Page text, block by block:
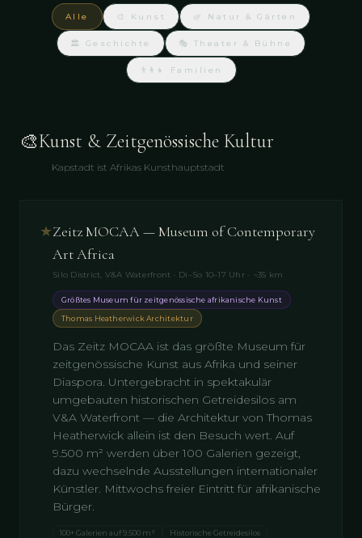
Alle 🎨 Kunst 🌿 Natur & Gärten
🏛 Geschichte 🎭 Theater & Bühne
👨‍👩‍👧 Familien
🎨Kunst & Zeitgenössische Kultur
Kapstadt ist Afrikas Kunsthauptstadt
★Zeitz MOCAA — Museum of Contemporary
Art Africa
Silo District, V&A Waterfront · Di–So 10–17 Uhr · ~35 km
Größtes Museum für zeitgenössische afrikanische Kunst
Thomas Heatherwick Architektur
Das Zeitz MOCAA ist das größte Museum für
zeitgenössische Kunst aus Afrika und seiner
Diaspora. Untergebracht in spektakulär
umgebauten historischen Getreidesilos am
V&A Waterfront — die Architektur von Thomas
Heatherwick allein ist den Besuch wert. Auf
9.500 m² werden über 100 Galerien gezeigt,
dazu wechselnde Ausstellungen internationaler
Künstler. Mittwochs freier Eintritt für afrikanische
Bürger.
100+ Galerien auf 9.500 m²
Historische Getreidesilos